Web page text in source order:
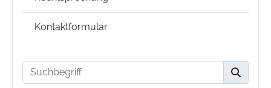
Kontaktformular